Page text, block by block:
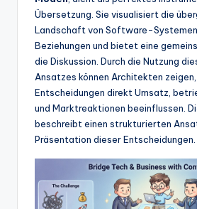
In
d
tr
Übersetzung. Sie visualisiert die
Landschaft von Software-Systemen
Beziehungen und bietet eine
die Diskussion. Durch die Nutzung
Ansatzes können Architekten
Entscheidungen direkt Umsatz,
und Marktreaktionen beeinflussen.
beschreibt einen strukturierten
Präsentation dieser Entscheidungen.